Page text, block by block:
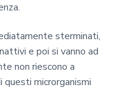
sterminati,
e poi si vanno ad
non riescono a
questi microrganismi